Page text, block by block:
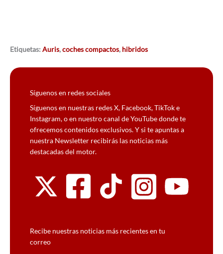
Etiquetas: Auris,coches compactos, hibridos
Síguenos en redes sociales
Síguenos en nuestras redes X, Facebook, TikTok e
Instagram, o en nuestro canal de YouTube donde te
ofrecemos contenidos exclusivos. Y si te apuntas a
nuestra Newsletter recibirás las noticias más
destacadas del motor.
Recibe nuestras noticias más recientes en tu
correo